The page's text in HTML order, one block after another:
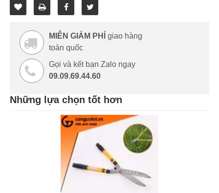
MIỄN GIẢM PHÍ
giao hàng
toàn quốc
Gọi và kết bạn Zalo ngay
09.09.69.44.60
Những lựa chọn tốt hơn